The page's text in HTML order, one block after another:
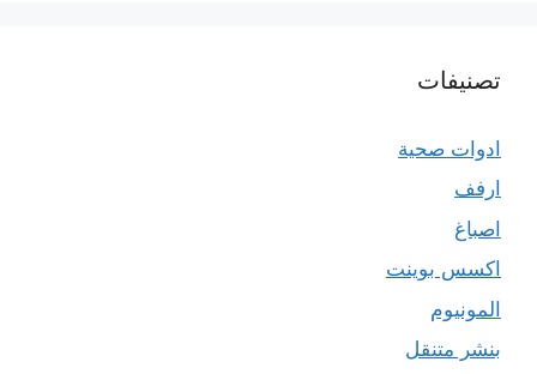
تصنيفات
ادوات صحية
ارفف
اصباغ
اكسس بوينت
المونيوم
بنشر متنقل